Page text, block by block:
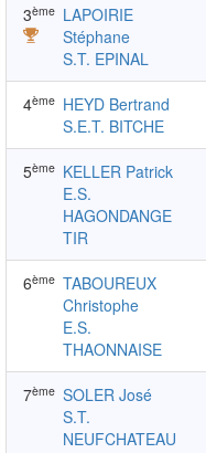
3ème LAPOIRIE
Stéphane
S.T. EPINAL
4ème HEYD Bertrand
S.E.T. BITCHE
5ème KELLER Patrick
E.S.
HAGONDANGE
TIR
6ème TABOUREUX
Christophe
E.S.
THAONNAISE
7ème SOLER José
S.T.
NEUFCHATEAU